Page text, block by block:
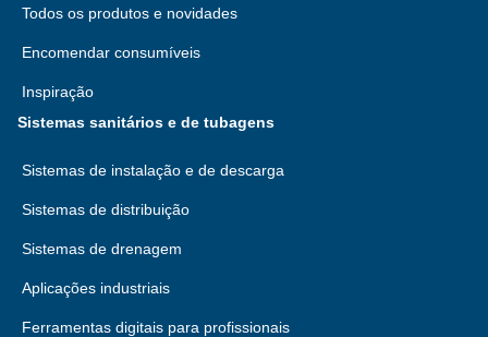
Todos os produtos e novidades
Encomendar consumíveis
Inspiração
Sistemas sanitários e de tubagens
Sistemas de instalação e de descarga
Sistemas de distribuição
Sistemas de drenagem
Aplicações industriais
Ferramentas digitais para profissionais